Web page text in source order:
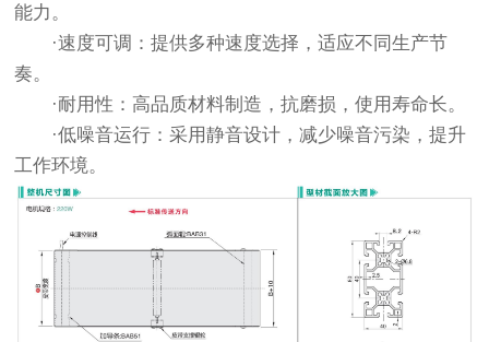
能力。
·速度可调：提供多种速度选择，适应不同生产节
奏。
·耐用性：高品质材料制造，抗磨损，使用寿命长。
·低噪音运行：采用静音设计，减少噪音污染，提升
工作环境。